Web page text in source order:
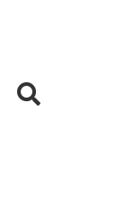
HAKU